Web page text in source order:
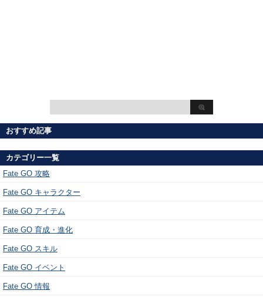
おすすめ記事
カテゴリー一覧
Fate GO 攻略
Fate GO キャラクター
Fate GO アイテム
Fate GO 育成・進化
Fate GO スキル
Fate GO イベント
Fate GO 情報